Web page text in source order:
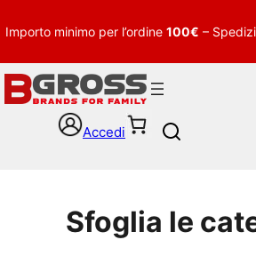
Importo minimo per l’ordine 100€ –
Accedi
Sfoglia le